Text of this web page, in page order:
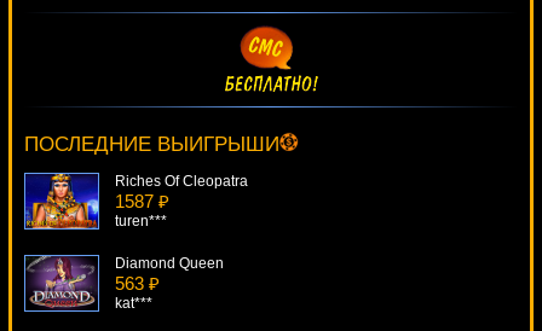
ПОСЛЕДНИЕ ВЫИГРЫШИ
Cteb***
Riches Of Cleopatra
1587 ₽
turen***
Diamond Queen
563 ₽
kat***